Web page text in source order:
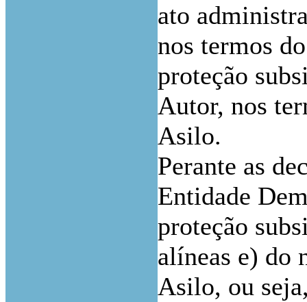
ato
nos termos
proteção
Autor, nos
Asilo.
Perante as
Entidade
proteção
alíneas e) do
Asilo, ou